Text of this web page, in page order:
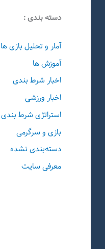
دسته بندی :
آمار و تحلیل بازی ها
آموزش ها
اخبار شرط بندی
اخبار ورزشی
استراتژی شرط بندی
بازی و سرگرمی
دسته‌بندی نشده
معرفی سایت